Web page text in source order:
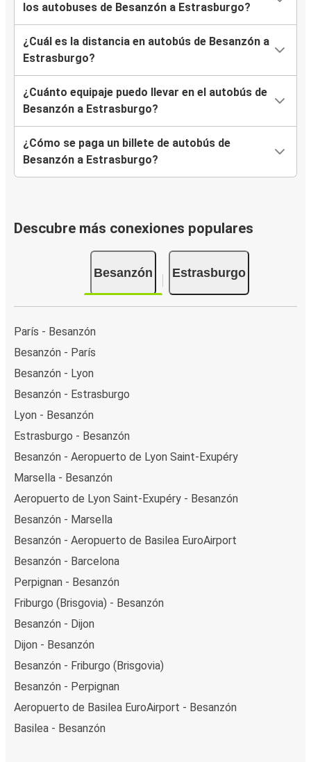
los autobuses de Besanzón a Estrasburgo?
¿Cuál es la distancia en autobús de Besanzón a
Estrasburgo?
¿Cuánto equipaje puedo llevar en el autobús de
Besanzón a Estrasburgo?
¿Cómo se paga un billete de autobús de
Besanzón a Estrasburgo?
Descubre más conexiones populares
Besanzón Estrasburgo
París - Besanzón
Besanzón - París
Besanzón - Lyon
Besanzón - Estrasburgo
Lyon - Besanzón
Estrasburgo - Besanzón
Besanzón - Aeropuerto de Lyon Saint-Exupéry
Marsella - Besanzón
Aeropuerto de Lyon Saint-Exupéry - Besanzón
Besanzón - Marsella
Besanzón - Aeropuerto de Basilea EuroAirport
Besanzón - Barcelona
Perpignan - Besanzón
Friburgo (Brisgovia) - Besanzón
Besanzón - Dijon
Dijon - Besanzón
Besanzón - Friburgo (Brisgovia)
Besanzón - Perpignan
Aeropuerto de Basilea EuroAirport - Besanzón
Basilea - Besanzón